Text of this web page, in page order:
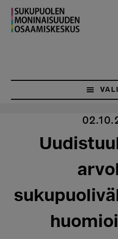
Hyppää
pääsisältöön